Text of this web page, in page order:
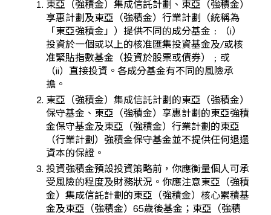
東亞（強積金）集成信託計劃、東亞（強積金）
享惠計劃及東亞（強積金）行業計劃（統稱為
「東亞強積金」）提供不同的成分基金﹕（i）
投資於一個或以上的核准匯集投資基金及/或核
准緊貼指數基金（投資於股票或債券）﹔或
（ii）直接投資。各成分基金有不同的風險承
擔。
東亞（強積金）集成信託計劃的東亞（強積金）
保守基金、東亞（強積金）享惠計劃的東亞強積
金保守基金及東亞（強積金）行業計劃的東亞
（行業計劃）強積金保守基金並不提供任何退還
資本的保證。
投資強積金預設投資策略前，你應衡量個人可承
受風險的程度及財務狀況。你應注意東亞（強積
金）集成信託計劃的東亞（強積金）核心累積基
金及東亞（強積金）65歲後基金；東亞（強積